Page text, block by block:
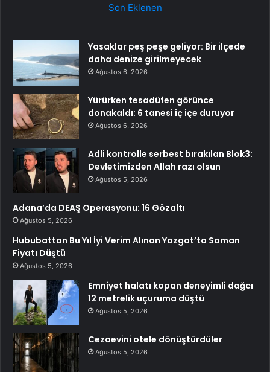
Son Eklenen
Yasaklar peş peşe geliyor: Bir ilçede
daha denize girilmeyecek
Ağustos 6, 2026
Yürürken tesadüfen görünce
donakaldı: 6 tanesi iç içe duruyor
Ağustos 6, 2026
Adli kontrolle serbest bırakılan Blok3:
Devletimizden Allah razı olsun
Ağustos 5, 2026
Adana’da DEAŞ Operasyonu: 16 Gözaltı
Ağustos 5, 2026
Hububattan Bu Yıl İyi Verim Alınan Yozgat’ta Saman
Fiyatı Düştü
Ağustos 5, 2026
Emniyet halatı kopan deneyimli dağcı
12 metrelik uçuruma düştü
Ağustos 5, 2026
Cezaevini otele dönüştürdüler
Ağustos 5, 2026